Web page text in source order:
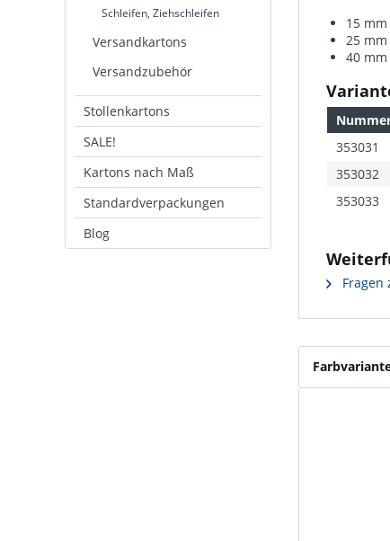
Schleifen, Ziehschleifen
Versandkartons
Versandzubehör
Stollenkartons
SALE!
Kartons nach Maß
Standardverpackungen
Blog
15
25
40
353031
353032
353033
Fragen